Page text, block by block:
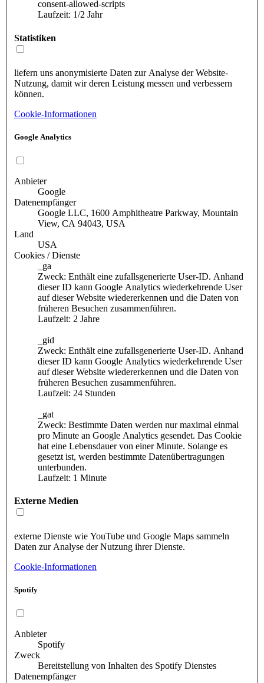
consent-allowed-scripts
Laufzeit: 1/2 Jahr
Statistiken
liefern uns anonymisierte Daten zur Analyse der Website-
Nutzung, damit wir deren Leistung messen und verbessern
können.
Cookie-Informationen
Google Analytics
Anbieter
Google
Datenempfänger
Google LLC, 1600 Amphitheatre Parkway, Mountain
View, CA 94043, USA
Land
USA
Cookies / Dienste
_ga
Zweck: Enthält eine zufallsgenerierte User-ID. Anhand
dieser ID kann Google Analytics wiederkehrende User
auf dieser Website wiedererkennen und die Daten von
früheren Besuchen zusammenführen.
Laufzeit: 2 Jahre
_gid
Zweck: Enthält eine zufallsgenerierte User-ID. Anhand
dieser ID kann Google Analytics wiederkehrende User
auf dieser Website wiedererkennen und die Daten von
früheren Besuchen zusammenführen.
Laufzeit: 24 Stunden
_gat
Zweck: Bestimmte Daten werden nur maximal einmal
pro Minute an Google Analytics gesendet. Das Cookie
hat eine Lebensdauer von einer Minute. Solange es
gesetzt ist, werden bestimmte Datenübertragungen
unterbunden.
Laufzeit: 1 Minute
Externe Medien
externe Dienste wie YouTube und Google Maps sammeln
Daten zur Analyse der Nutzung ihrer Dienste.
Cookie-Informationen
Spotify
Anbieter
Spotify
Zweck
Bereitstellung von Inhalten des Spotify Dienstes
Datenempfänger